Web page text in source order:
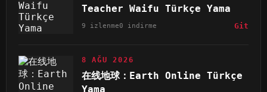
Teacher Waifu Türkçe Yama
9 izlenme0 indirme Git
8 AĞU 2026
在线地球：Earth Online Türkçe
Yama